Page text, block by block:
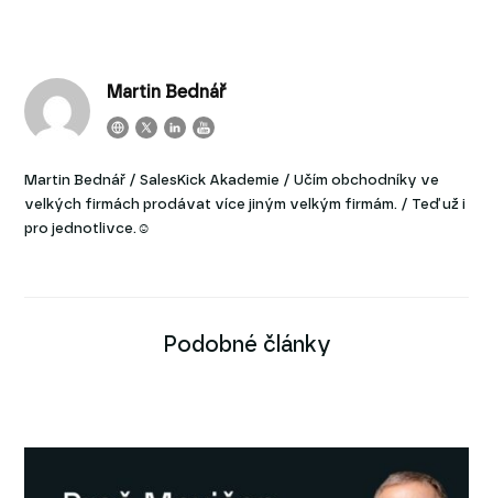
Martin Bednář
Martin Bednář / SalesKick Akademie / Učím obchodníky ve
velkých firmách prodávat více jiným velkým firmám. / Teď už i
pro jednotlivce.☺
Podobné články